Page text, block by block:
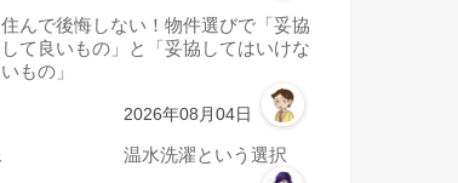
住んで後悔しない！物件選びで「妥協
して良いもの」と「妥協してはいけな
いもの」
2026年08月04日
温水洗濯という選択